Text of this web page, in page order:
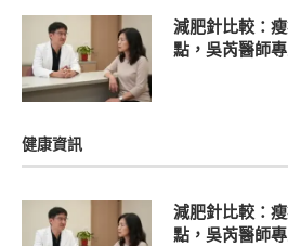
減肥針比較：
點，吳芮醫師
健康資訊
減肥針比較：
點，吳芮醫師